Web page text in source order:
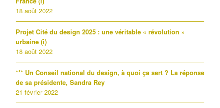
18 août 2022
Projet Cité du design 2025 : une véritable « révolution »
urbaine (i)
18 août 2022
*** Un Conseil national du design, à quoi ça sert ? La réponse
de sa présidente, Sandra Rey
21 février 2022